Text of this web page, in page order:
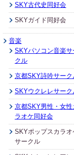
SKY古代史同好会
SKYガイド同好会
音楽
SKYパソコン音楽サ
クル
京都SKY詩吟サーク
SKYウクレレサーク
京都SKY男性・女性
ラオケ同好会
SKYポップスカラオ
サークル